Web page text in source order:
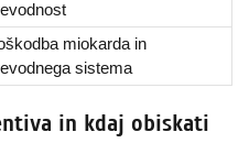
miokarda in
sistema
in kdaj obiskati